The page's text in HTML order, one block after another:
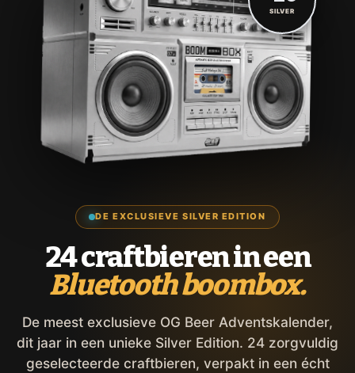
DE EXCLUSIEVE SILVER EDITION
24 craftbieren in een
Bluetooth boombox.
De meest exclusieve OG Beer Adventskalender,
dit jaar in een unieke Silver Edition. 24 zorgvuldig
geselecteerde craftbieren, verpakt in een écht
SILVER